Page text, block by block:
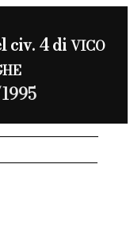
civ. 4 diVICO